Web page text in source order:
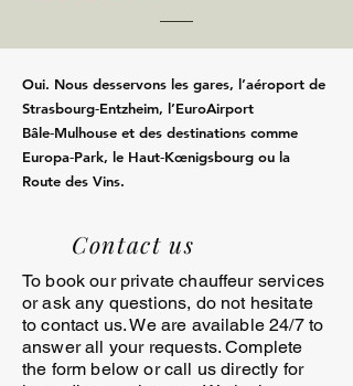
Oui. Nous desservons les gares, l’aéroport de
Strasbourg‑Entzheim, l’EuroAirport
Bâle‑Mulhouse et des destinations comme
Europa‑Park, le Haut‑Kœnigsbourg ou la
Route des Vins.
Contact us
To book our private chauffeur services
or ask any questions, do not hesitate
to contact us. We are available 24/7 to
answer all your requests. Complete
the form below or call us directly for